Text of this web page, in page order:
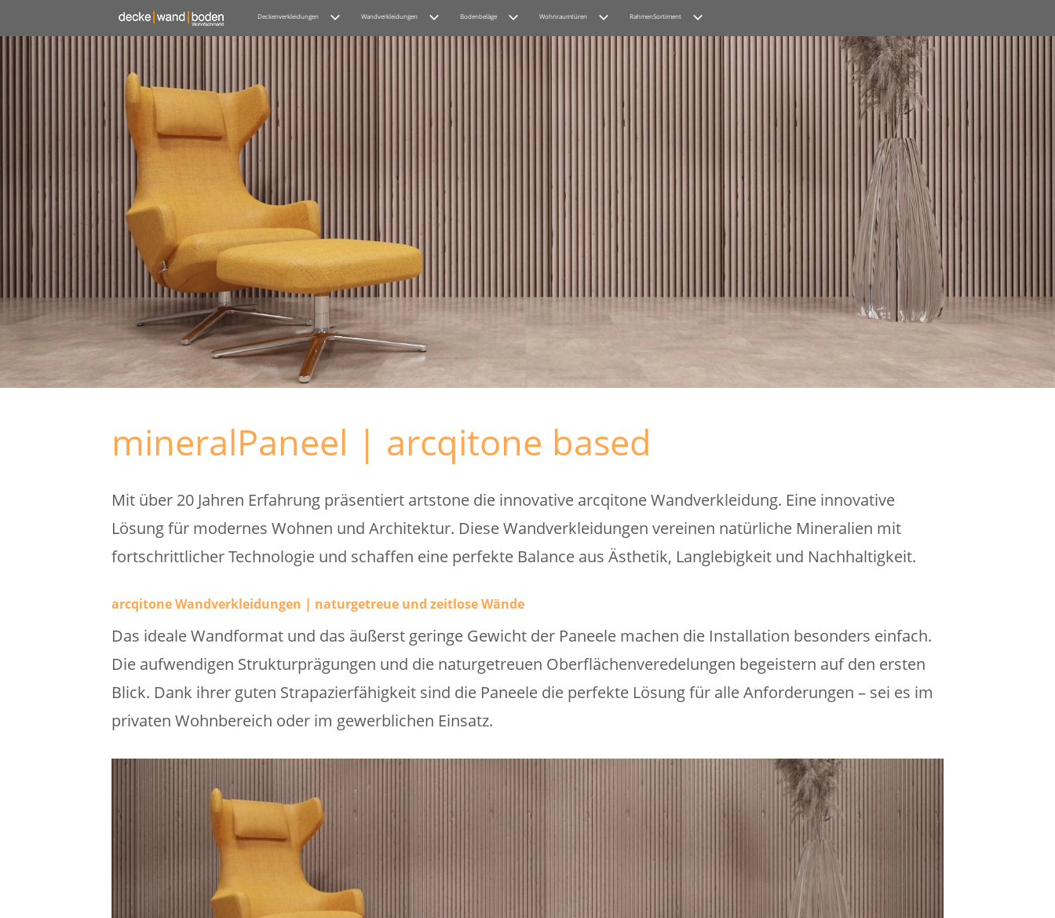
Deckenverkleidungen Wandverkleidungen Bodenbeläge Wohnraumtüren RahmenSortiment
mineralPaneel | arcqitone based
Mit über 20 Jahren Erfahrung präsentiert artstone die innovative arcqitone Wandverkleidung. Eine innovative
Lösung für modernes Wohnen und Architektur. Diese Wandverkleidungen vereinen natürliche Mineralien mit
fortschrittlicher Technologie und schaffen eine perfekte Balance aus Ästhetik, Langlebigkeit und Nachhaltigkeit.
arcqitone Wandverkleidungen | naturgetreue und zeitlose Wände
Das ideale Wandformat und das äußerst geringe Gewicht der Paneele machen die Installation besonders einfach.
Die aufwendigen Strukturprägungen und die naturgetreuen Oberflächenveredelungen begeistern auf den ersten
Blick. Dank ihrer guten Strapazierfähigkeit sind die Paneele die perfekte Lösung für alle Anforderungen – sei es im
privaten Wohnbereich oder im gewerblichen Einsatz.